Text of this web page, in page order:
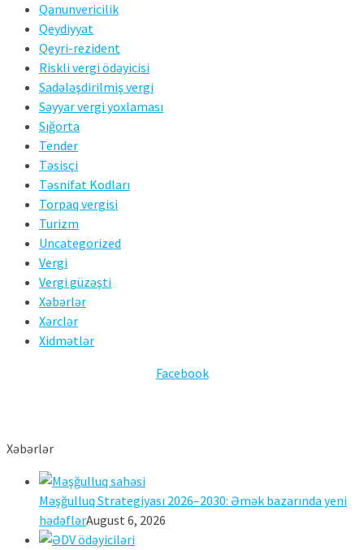
Qanunvericilik
Qeydiyyat
Qeyri-rezident
Riskli vergi ödəyicisi
Sadələşdirilmiş vergi
Səyyar vergi yoxlaması
Sığorta
Tender
Təsisçi
Təsnifat Kodları
Torpaq vergisi
Turizm
Uncategorized
Vergi
Vergi güzəşti
Xəbərlər
Xərclər
Xidmətlər
Facebook
Xəbərlər
Məşğulluq Strategiyası 2026–2030: Əmək bazarında yeni
hədəflərAugust 6, 2026